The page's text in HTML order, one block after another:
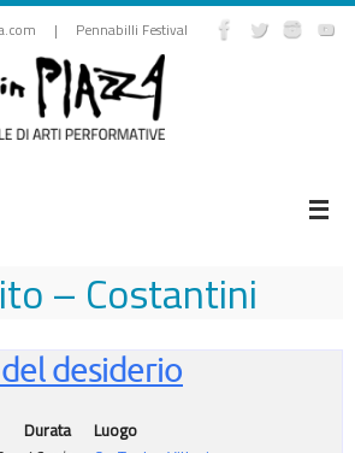
| Pennabilli Festival
– Costantini
desiderio
Durata
Luogo